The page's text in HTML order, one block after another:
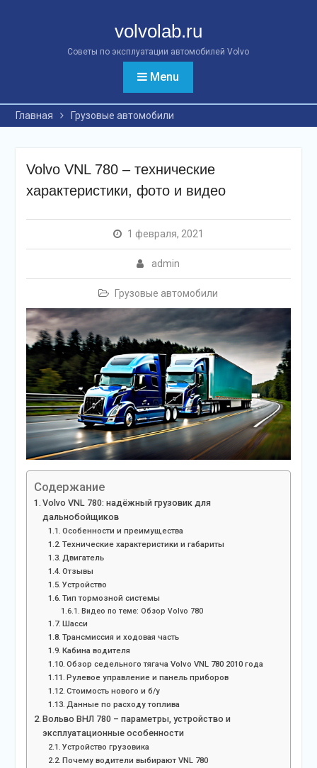
volvolab.ru
Советы по эксплуатации автомобилей Volvo
Menu
Главная Грузовые автомобили
Volvo VNL 780 – технические
характеристики, фото и видео
1 февраля, 2021
admin
Грузовые автомобили
Содержание
Volvo VNL 780: надёжный грузовик для
дальнобойщиков
Особенности и преимущества
Технические характеристики и габариты
Двигатель
Отзывы
Устройство
Тип тормозной системы
Видео по теме: Обзор Volvo 780
Шасси
Трансмиссия и ходовая часть
Кабина водителя
Обзор седельного тягача Volvo VNL 780 2010 года
Рулевое управление и панель приборов
Стоимость нового и б/у
Данные по расходу топлива
Вольво ВНЛ 780 – параметры, устройство и
эксплуатационные особенности
Устройство грузовика
Почему водители выбирают VNL 780